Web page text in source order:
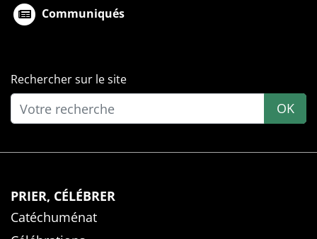
Communiqués
Rechercher sur le site
OK
PRIER, CÉLÉBRER
Catéchuménat